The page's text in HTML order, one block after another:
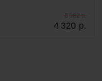
4 320 р.
5 082 р.